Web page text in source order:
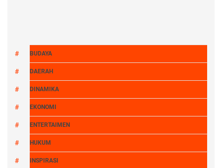
BUDAYA
DAERAH
DINAMIKA
EKONOMI
ENTERTAIMEN
HUKUM
INSPIRASI